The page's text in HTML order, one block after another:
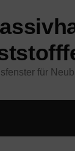
für